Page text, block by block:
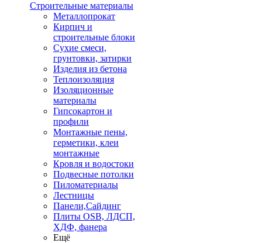
Строительные материалы
Металлопрокат
Кирпич и
строительные блоки
Сухие смеси,
грунтовки, затирки
Изделия из бетона
Теплоизоляция
Изоляционные
материалы
Гипсокартон и
профили
Монтажные пены,
герметики, клеи
монтажные
Кровля и водостоки
Подвесные потолки
Пиломатериалы
Лестницы
Панели,Сайдинг
Плиты OSB, ЛДСП,
ХДФ, фанера
Ещё